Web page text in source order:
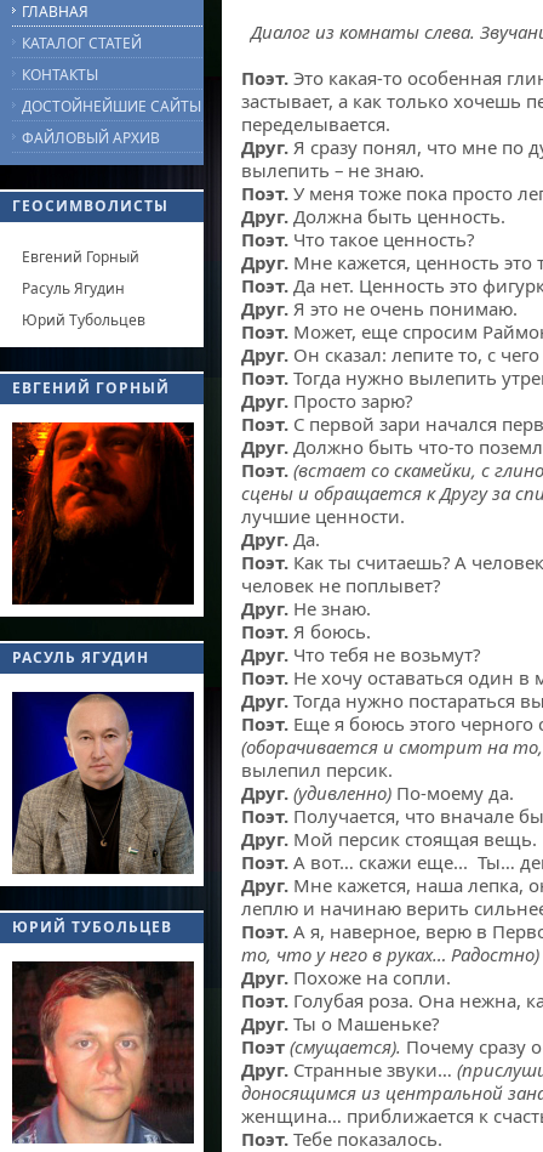
Диалог из комнаты слева.
Поэт.Это какая-то особенная
застывает, а как только хочешь
переделывается.
Друг.Я сразу понял, что мне по
вылепить – не знаю.
Поэт.У меня тоже пока просто
Друг.Должна быть ценность.
Поэт. Что такое ценность?
Друг.Мне кажется, ценность это
Поэт.Да нет. Ценность это
Друг.Я это не очень понимаю.
Поэт.Может, еще спросим
Друг.Он сказал: лепите то, с
Поэт.Тогда нужно вылепить
Друг. Просто зарю?
Поэт.С первой зари начался
Друг.Должно быть что-то
Поэт. (встает со скамейки, с
сцены и обращается к Другу за
лучшие ценности.
Друг.Да.
Поэт. Как ты считаешь? А
человек не поплывет?
Друг.Не знаю.
Поэт. Я боюсь.
Друг. Что тебя не возьмут?
Поэт.Не хочу оставаться один в
Друг.Тогда нужно постараться
Поэт.Еще я боюсь этого черного
(оборачивается и смотрит на
вылепил персик.
Друг. (удивленно) По-моему да.
Поэт. Получается, что вначале
Друг.Мой персик стоящая вещь.
Поэт. А вот… скажи еще... Ты…
Друг. Мне кажется, наша лепка,
леплю и начинаю верить
Поэт. А я, наверное, верю в
то, что у него в руках… Радостно)
Друг. Похоже на сопли.
Поэт. Голубая роза. Она нежна,
Друг.Ты о Машеньке?
Поэт (смущается). Почему сразу
Друг. Странные звуки…
доносящимся из центральной
женщина… приближается к
Поэт.Тебе показалось.
ГЛАВНАЯ
КАТАЛОГ СТАТЕЙ
КОНТАКТЫ
ДОСТОЙНЕЙШИЕ САЙТЫ
ФАЙЛОВЫЙ АРХИВ
ГЕОСИМВОЛИСТЫ
Евгений Горный
Расуль Ягудин
Юрий Тубольцев
ЕВГЕНИЙ ГОРНЫЙ
РАСУЛЬ ЯГУДИН
ЮРИЙ ТУБОЛЬЦЕВ